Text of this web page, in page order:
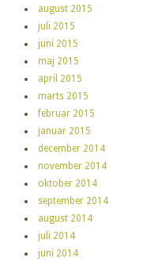
august 2015
juli 2015
juni 2015
maj 2015
april 2015
marts 2015
februar 2015
januar 2015
december 2014
november 2014
oktober 2014
september 2014
august 2014
juli 2014
juni 2014